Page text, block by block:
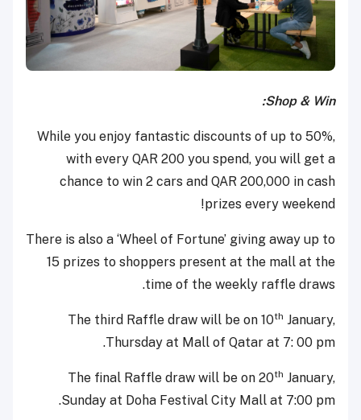
Shop & Win:
While you enjoy fantastic discounts of up to 50%,
with every QAR 200 you spend, you will get a
chance to win 2 cars and QAR 200,000 in cash
prizes every weekend!
There is also a ‘Wheel of Fortune’ giving away up to
15 prizes to shoppers present at the mall at the
time of the weekly raffle draws.
The third Raffle draw will be on 10th January,
Thursday at Mall of Qatar at 7: 00 pm.
The final Raffle draw will be on 20th January,
Sunday at Doha Festival City Mall at 7:00 pm.